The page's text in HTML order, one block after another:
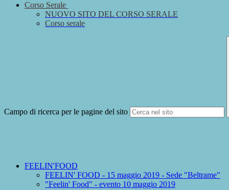
Corso Serale
NUOVO SITO DEL CORSO SERALE
Corso serale
Campo di ricerca per le pagine del sito
FEELIN'FOOD
FEELIN' FOOD - 15 maggio 2019 - Sede "Beltrame"
"Feelin' Food" - evento 10 maggio 2019